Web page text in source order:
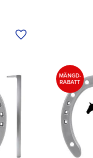
Tilføj til ønskeliste
MÄNGD-
RABATT